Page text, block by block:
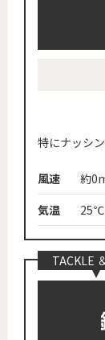
特にナッシ
風速 約
気温
25℃
TACKLE